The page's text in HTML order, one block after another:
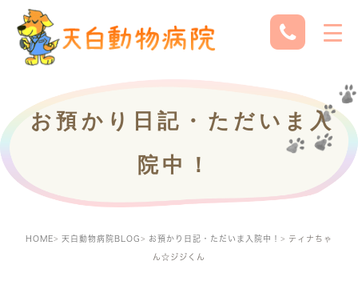
お預かり日記・ただいま入
院中！
HOME 天白動物病院BLOG お預かり日記・ただいま入院中！ ティナちゃ
ん☆ジジくん